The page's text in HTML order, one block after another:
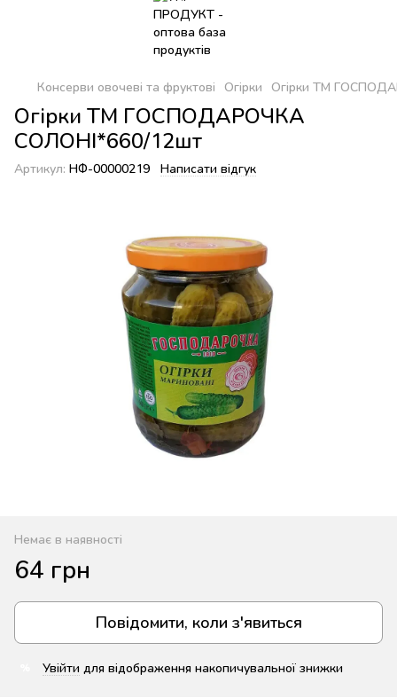
Консерви овочеві та фруктові Огірки Огірки ТМ
Огірки ТМ ГОСПОДАРОЧКА
СОЛОНІ*660/12шт
Артикул: НФ-00000219 Написати відгук
Немає в наявності
64 грн
Повідомити, коли з'явиться
Увійти для відображення накопичувальної знижки